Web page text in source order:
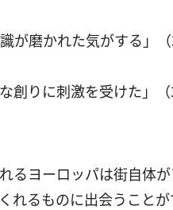
が磨かれた気がする」
創りに刺激を受けた」
るヨーロッパは街自体
れるものに出会うこと